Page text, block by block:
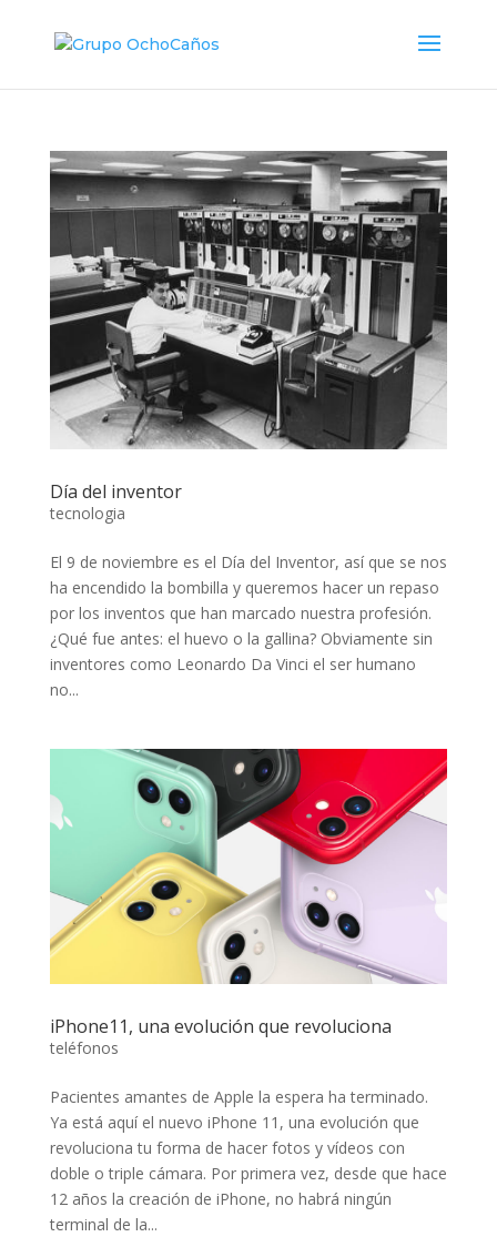
Día del inventor
tecnologia
El 9 de noviembre es el Día del Inventor, así que se nos
ha encendido la bombilla y queremos hacer un repaso
por los inventos que han marcado nuestra profesión.
¿Qué fue antes: el huevo o la gallina? Obviamente sin
inventores como Leonardo Da Vinci el ser humano
no...
iPhone11, una evolución que revoluciona
teléfonos
Pacientes amantes de Apple la espera ha terminado.
Ya está aquí el nuevo iPhone 11, una evolución que
revoluciona tu forma de hacer fotos y vídeos con
doble o triple cámara. Por primera vez, desde que hace
12 años la creación de iPhone, no habrá ningún
terminal de la...